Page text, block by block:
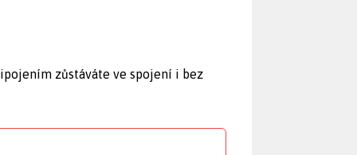
zůstáváte ve spojení i bez